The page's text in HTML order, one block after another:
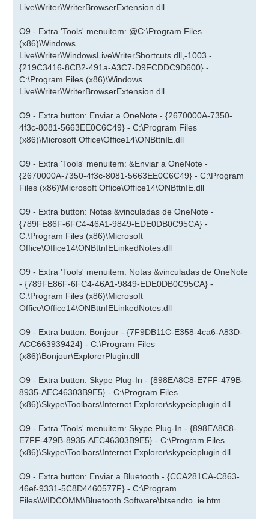
Live\Writer\WriterBrowserExtension.dll
O9 - Extra 'Tools' menuitem: @C:\Program Files
(x86)\Windows
Live\Writer\WindowsLiveWriterShortcuts.dll,-1003 -
{219C3416-8CB2-491a-A3C7-D9FCDDC9D600} -
C:\Program Files (x86)\Windows
Live\Writer\WriterBrowserExtension.dll
O9 - Extra button: Enviar a OneNote - {2670000A-7350-
4f3c-8081-5663EE0C6C49} - C:\Program Files
(x86)\Microsoft Office\Office14\ONBttnIE.dll
O9 - Extra 'Tools' menuitem: &Enviar a OneNote -
{2670000A-7350-4f3c-8081-5663EE0C6C49} - C:\Program
Files (x86)\Microsoft Office\Office14\ONBttnIE.dll
O9 - Extra button: Notas &vinculadas de OneNote -
{789FE86F-6FC4-46A1-9849-EDE0DB0C95CA} -
C:\Program Files (x86)\Microsoft
Office\Office14\ONBttnIELinkedNotes.dll
O9 - Extra 'Tools' menuitem: Notas &vinculadas de OneNote
- {789FE86F-6FC4-46A1-9849-EDE0DB0C95CA} -
C:\Program Files (x86)\Microsoft
Office\Office14\ONBttnIELinkedNotes.dll
O9 - Extra button: Bonjour - {7F9DB11C-E358-4ca6-A83D-
ACC663939424} - C:\Program Files
(x86)\Bonjour\ExplorerPlugin.dll
O9 - Extra button: Skype Plug-In - {898EA8C8-E7FF-479B-
8935-AEC46303B9E5} - C:\Program Files
(x86)\Skype\Toolbars\Internet Explorer\skypeieplugin.dll
O9 - Extra 'Tools' menuitem: Skype Plug-In - {898EA8C8-
E7FF-479B-8935-AEC46303B9E5} - C:\Program Files
(x86)\Skype\Toolbars\Internet Explorer\skypeieplugin.dll
O9 - Extra button: Enviar a Bluetooth - {CCA281CA-C863-
46ef-9331-5C8D4460577F} - C:\Program
Files\WIDCOMM\Bluetooth Software\btsendto_ie.htm